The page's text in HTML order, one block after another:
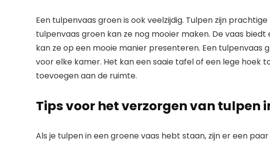
Een tulpenvaas groen is ook veelzijdig. Tulpen zijn
tulpenvaas groen kan ze nog mooier maken. De vaas
kan ze op een mooie manier presenteren. Een tulpenvaas
voor elke kamer. Het kan een saaie tafel of een lege hoek
toevoegen aan de ruimte.
Tips voor het verzorgen van tulpen
Als je tulpen in een groene vaas hebt staan, zijn er een